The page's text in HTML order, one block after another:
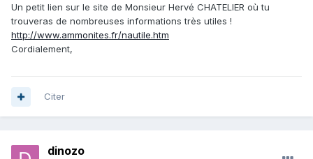
Un petit lien sur le site de Monsieur Hervé CHATELIER où tu
trouveras de nombreuses informations très utiles !
http://www.ammonites.fr/nautile.htm
Cordialement,
Citer
dinozo